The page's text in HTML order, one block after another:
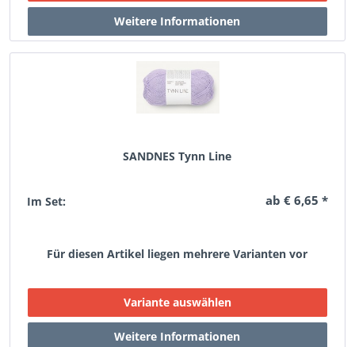
SANDNES Tynn Line
Im Set: ab € 6,65 *
Für diesen Artikel liegen mehrere Varianten vor